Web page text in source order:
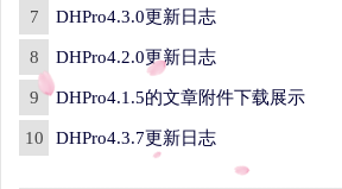
7 DHPro4.3.0更新日志
8 DHPro4.2.0更新日志
9 DHPro4.1.5的文章附件下载展示
10 DHPro4.3.7更新日志